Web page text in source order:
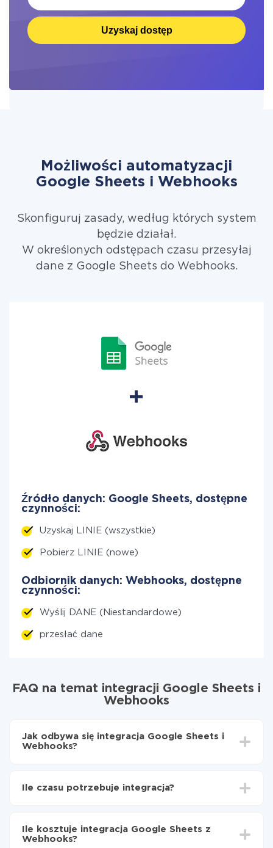
Uzyskaj dostęp
Możliwości automatyzacji
Google Sheets i Webhooks
Skonfiguruj zasady, według których system
będzie działał.
W określonych odstępach czasu przesyłaj
dane z Google Sheets do Webhooks.
Źródło danych: Google Sheets, dostępne
czynności:
Uzyskaj LINIE (wszystkie)
Pobierz LINIE (nowe)
Odbiornik danych: Webhooks, dostępne
czynności:
Wyślij DANE (Niestandardowe)
przesłać dane
FAQ na temat integracji Google Sheets i
Webhooks
Jak odbywa się integracja Google Sheets i
Webhooks?
Webhooks
Google Sheets do Webhooks
Ile czasu potrzebuje integracja?
od 5 do 30 minut. Konfiguracja zajmuje średnio 10-15
minut.
Ile kosztuje integracja Google Sheets z
Webhooks?